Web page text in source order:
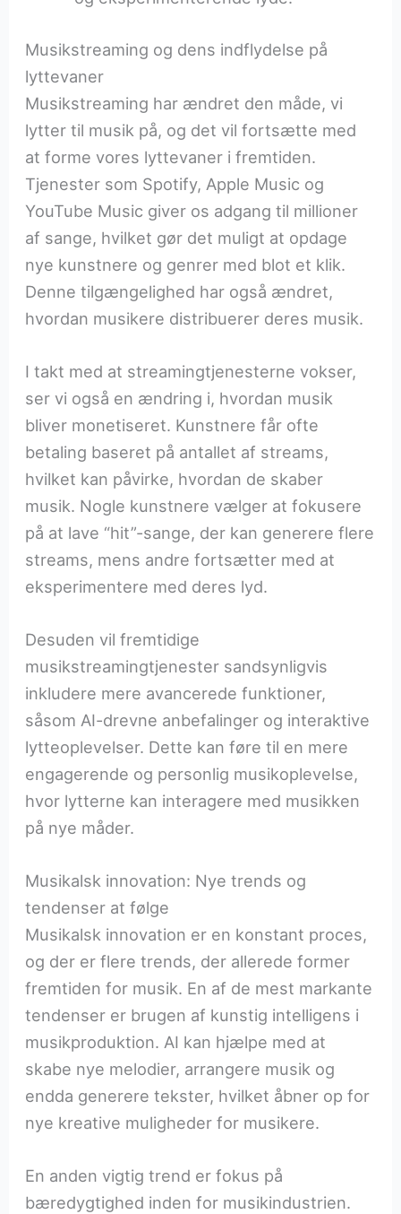
Musikstreaming og dens indflydelse på
lyttevaner
Musikstreaming har ændret den måde, vi
lytter til musik på, og det vil fortsætte med
at forme vores lyttevaner i fremtiden.
Tjenester som Spotify, Apple Music og
YouTube Music giver os adgang til millioner
af sange, hvilket gør det muligt at opdage
nye kunstnere og genrer med blot et klik.
Denne tilgængelighed har også ændret,
hvordan musikere distribuerer deres musik.
I takt med at streamingtjenesterne vokser,
ser vi også en ændring i, hvordan musik
bliver monetiseret. Kunstnere får ofte
betaling baseret på antallet af streams,
hvilket kan påvirke, hvordan de skaber
musik. Nogle kunstnere vælger at fokusere
på at lave “hit”-sange, der kan generere flere
streams, mens andre fortsætter med at
eksperimentere med deres lyd.
Desuden vil fremtidige
musikstreamingtjenester sandsynligvis
inkludere mere avancerede funktioner,
såsom AI-drevne anbefalinger og interaktive
lytteoplevelser. Dette kan føre til en mere
engagerende og personlig musikoplevelse,
hvor lytterne kan interagere med musikken
på nye måder.
Musikalsk innovation: Nye trends og
tendenser at følge
Musikalsk innovation er en konstant proces,
og der er flere trends, der allerede former
fremtiden for musik. En af de mest markante
tendenser er brugen af kunstig intelligens i
musikproduktion. AI kan hjælpe med at
skabe nye melodier, arrangere musik og
endda generere tekster, hvilket åbner op for
nye kreative muligheder for musikere.
En anden vigtig trend er fokus på
bæredygtighed inden for musikindustrien.